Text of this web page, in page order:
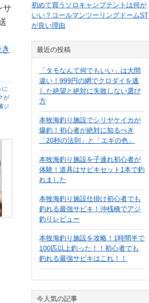
サ
に
が
ジ
初めて買うソロキャンプテントは何が
いい？コールマンツーリングドームST
が良い理由
最近の投稿
「タモなんて何でもいい」は大間
違い！999円の網でクロダイを逃
した絶望と絶対に失敗しない選び
方
本牧海釣り施設でシリヤケイカが
爆釣！初心者が絶対に知るべき
「20秒の法則」と「エギの色」
本牧海釣り施設を子連れ初心者が
体験！道具はサビキセット1本で釣
れました
本牧海釣り施設仕掛け初心者でも
釣れる最強サビキ！沖桟橋でアジ
釣りレビュー
本牧海釣り施設を攻略！1時間半で
100匹以上釣った！！初心者でも
釣れる最強サビキはこれ！！
今人気の記事